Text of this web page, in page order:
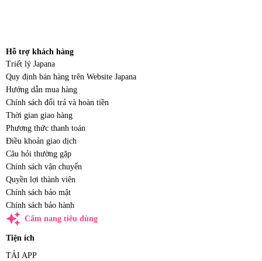
Hỗ trợ khách hàng
Triết lý Japana
Quy định bán hàng trên Website Japana
Hướng dẫn mua hàng
Chính sách đổi trả và hoàn tiền
Thời gian giao hàng
Phương thức thanh toán
Điều khoản giao dịch
Câu hỏi thường gặp
Chính sách vận chuyển
Quyền lợi thành viên
Chính sách bảo mật
Chính sách bảo hành
auto_awesome Cẩm nang tiêu dùng
Tiện ích
TẢI APP